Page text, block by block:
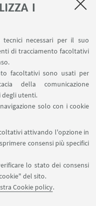
I
necessari per il suo
di tracciamento facoltativi
facoltativi sono usati per
della comunicazione
degli utenti.
solo con i cookie
attivando l'opzione in
consensi più specifici
lo stato dei consensi
del sito.
Cookie policy.
Riunioni
SU:
SU: